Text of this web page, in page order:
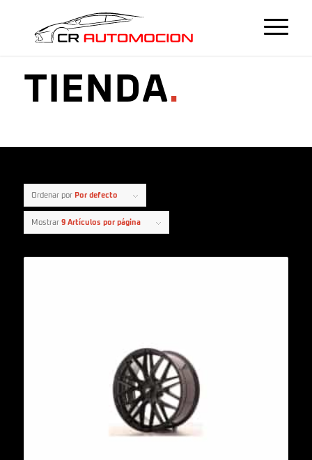
TIENDA.
Ordenar por Por defecto
Mostrar 9 Artículos por página